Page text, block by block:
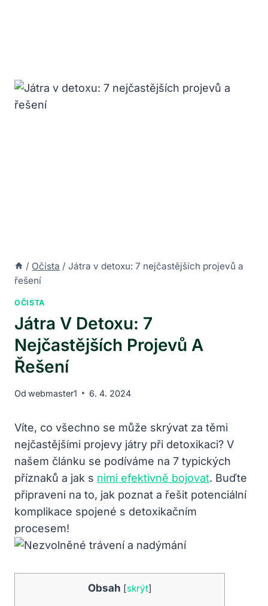
/ Očista / Játra v detoxu: 7 nejčastějších projevů a
řešení
OČISTA
Játra V Detoxu: 7
Nejčastějších Projevů A
Řešení
Od webmaster1 6. 4. 2024
Víte,⁤ co všechno se může skrývat za těmi
nejčastějšími projevy⁣ játry při detoxikaci? V
našem⁢ článku⁢ se podíváme na​ 7 typických
příznaků a jak s nimi efektivně bojovat. Buďte
připraveni na to, jak poznat a​ řešit potenciální
komplikace spojené s detoxikačním
procesem!
Obsah [skrýt]